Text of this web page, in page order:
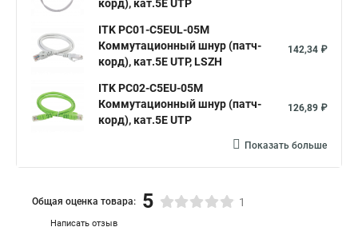
корд), кат.5Е UTP
ITK PC01-C5EUL-05M
Коммутационный шнур (патч-
корд), кат.5Е UTP, LSZH
142,34 ₽
ITK PC02-C5EU-05M
Коммутационный шнур (патч-
корд), кат.5Е UTP
126,89 ₽
Показать больше
Написать отзыв
Общая оценка товара: 5 1